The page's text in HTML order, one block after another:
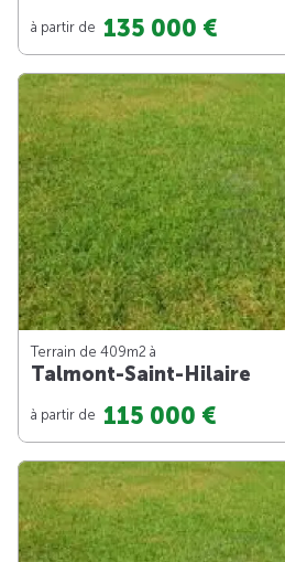
à partir de 135 000 €
Terrain de 409m2 à
Talmont-Saint-Hilaire
à partir de 115 000 €